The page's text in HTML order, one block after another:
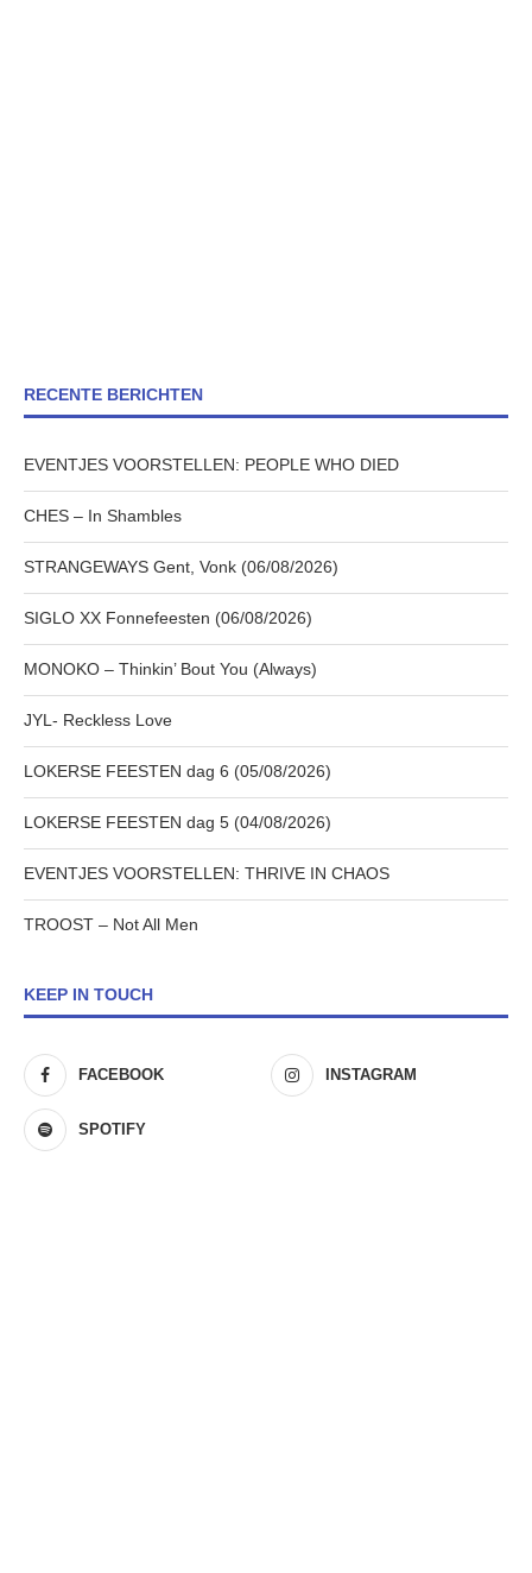
RECENTE BERICHTEN
EVENTJES VOORSTELLEN: PEOPLE WHO DIED
CHES – In Shambles
STRANGEWAYS Gent, Vonk (06/08/2026)
SIGLO XX Fonnefeesten (06/08/2026)
MONOKO – Thinkin’ Bout You (Always)
JYL- Reckless Love
LOKERSE FEESTEN dag 6 (05/08/2026)
LOKERSE FEESTEN dag 5 (04/08/2026)
EVENTJES VOORSTELLEN: THRIVE IN CHAOS
TROOST – Not All Men
KEEP IN TOUCH
FACEBOOK INSTAGRAM
SPOTIFY